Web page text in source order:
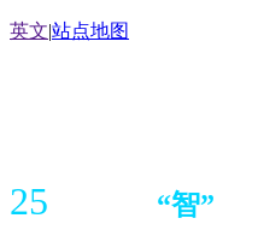
英文|站点地图
25 “智”